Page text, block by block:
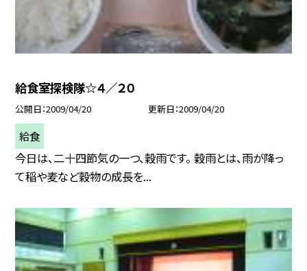
給食室探検隊☆４／２０
公開日 2009/04/20 更新日 2009/04/20
給食
今日は、二十四節気の一つ、穀雨です。 穀雨とは、雨が降っ
て稲や麦など穀物の成長を...